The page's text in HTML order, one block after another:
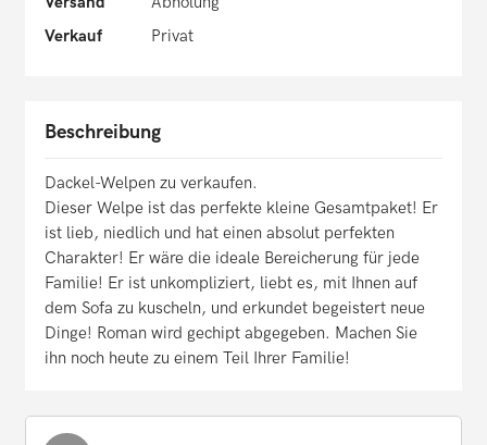
Verkauf
Privat
Beschreibung
Dackel-Welpen zu verkaufen.
Dieser Welpe ist das perfekte kleine Gesamtpaket! Er
ist lieb, niedlich und hat einen absolut perfekten
Charakter! Er wäre die ideale Bereicherung für jede
Familie! Er ist unkompliziert, liebt es, mit Ihnen auf
dem Sofa zu kuscheln, und erkundet begeistert neue
Dinge! Roman wird gechipt abgegeben. Machen Sie
ihn noch heute zu einem Teil Ihrer Familie!